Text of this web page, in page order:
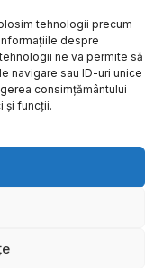
tehnologii precum
despre
ne va permite să
navigare sau ID-uri unice
consimțământului
și funcții.